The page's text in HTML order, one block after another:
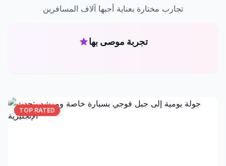
تجارب مختارة بعناية أحبها آلاف المسافرين
تجربة موصى بها
TOP RATED